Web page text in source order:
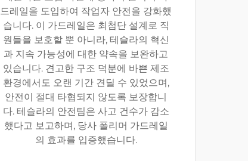
드레일을 도입하여 작업자 안전을 강화했
습니다. 이 가드레일은 최첨단 설계로 직
원들을 보호할 뿐 아니라, 테슬라의 혁신
과 지속 가능성에 대한 약속을 보완하고
있습니다. 견고한 구조 덕분에 바쁜 제조
환경에서도 오랜 기간 견딜 수 있었으며,
안전이 절대 타협되지 않도록 보장합니
다. 테슬라의 안전팀은 사고 건수가 감소
했다고 보고하며, 당사 폴리머 가드레일
의 효과를 입증했습니다.